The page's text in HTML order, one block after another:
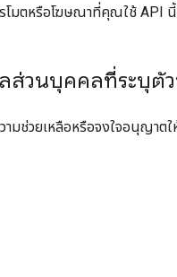
รโมตหรือโฆษณาที่คุณใช้ API นี้
ลส่วนบุคคลที่ระบุตั
วามช่วยเหลือหรือจงใจอนุญ